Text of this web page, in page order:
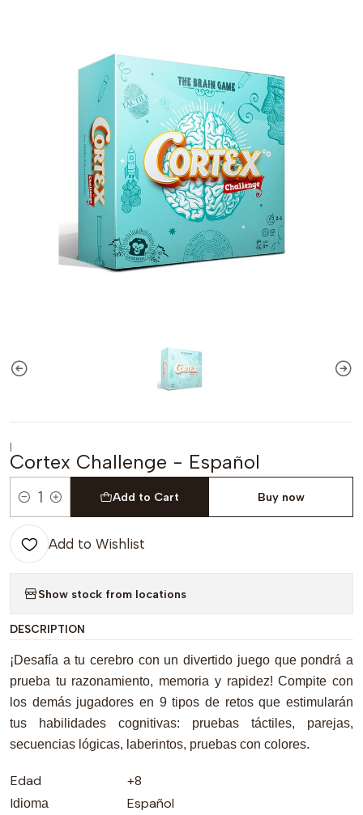
|
Cortex Challenge - Español
Quantity
Add to Cart Buy now
Add to Wishlist
Show stock from locations
DESCRIPTION
¡Desafía a tu cerebro con un divertido juego que pondrá a
prueba tu razonamiento, memoria y rapidez! Compite con
los demás jugadores en 9 tipos de retos que estimularán
tus habilidades cognitivas: pruebas táctiles, parejas,
secuencias lógicas, laberintos, pruebas con colores.
Edad
+8
Idioma
Español